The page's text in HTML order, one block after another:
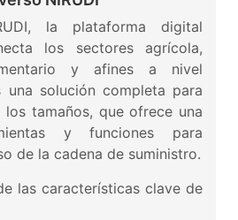
la plataforma digital
los sectores agrícola,
y afines a nivel
una solución completa para
tamaños, que ofrece una
y funciones para
de la cadena de suministro.
las características clave de